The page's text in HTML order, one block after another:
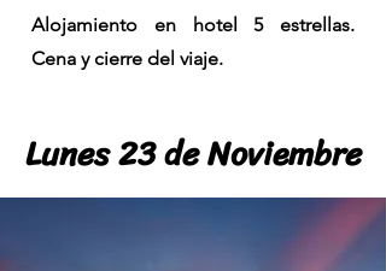
Alojamiento en hotel 5 estrellas.
Cena y cierre del viaje.
Lunes 23 de Noviembre
Lunes 23 de Noviembre